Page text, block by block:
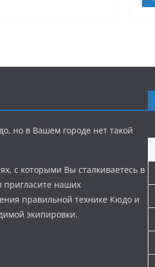
но в Вашем городе нет такой
с которыми Вы сталкиваетесь в
наших
правильной технике Кюдо и
экипировки.